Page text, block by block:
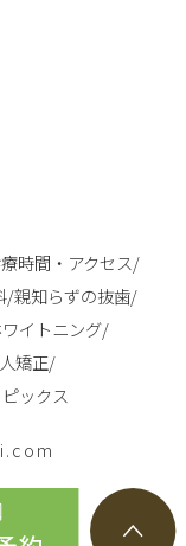
時間・アクセス/
/親知らずの抜歯/
イトニング/
矯正/
ックス